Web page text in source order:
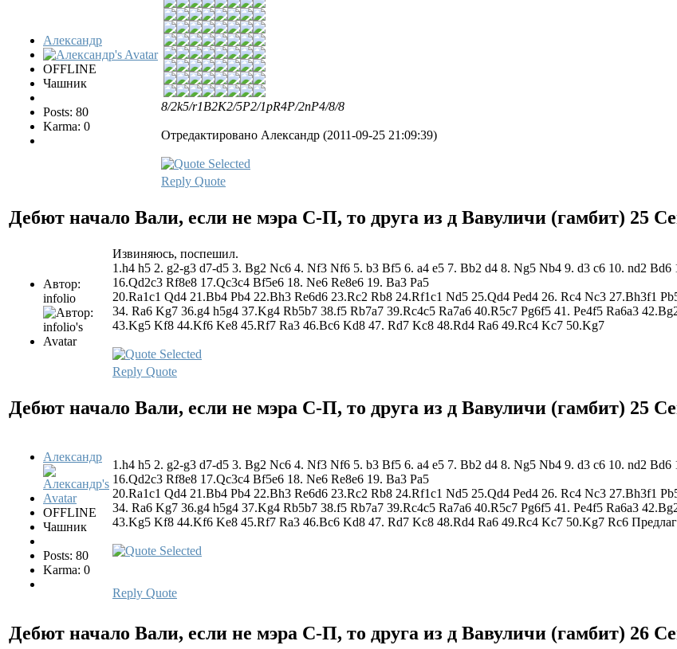
Александр
OFFLINE
Чашник
Posts: 80
Karma: 0
8/2k5/r1B2K2/5P2/1pR4P/2nP4/8/8
Отредактировано Александр (2011-09-25 21:09:39)
Reply Quote
Дебют начало Вали, если не мэра С-П, то друга из д Вавуличи (гамбит) 25
Автор:
infolio
Извиняюсь, поспешил.
1.h4 h5 2. g2-g3 d7-d5 3. Bg2 Nc6 4. Nf3 Nf6 5. b3 Bf5 6. a4 e5 7. Bb2 d4 8. Ng5 Nb4 9. d3 c6 10. nd2
16.Qd2c3 Rf8e8 17.Qc3c4 Bf5e6 18. Ne6 Re8e6 19. Ba3 Pa5
20.Ra1c1 Qd4 21.Bb4 Pb4 22.Bh3 Re6d6 23.Rc2 Rb8 24.Rf1c1 Nd5 25.Qd4 Ped4 26. Rc4 Nc3 27.Bh3f1
34. Ra6 Kg7 36.g4 h5g4 37.Kg4 Rb5b7 38.f5 Rb7a7 39.Rc4c5 Ra7a6 40.R5c7 Pg6f5 41. Pe4f5 Ra6a3
43.Kg5 Kf8 44.Kf6 Ke8 45.Rf7 Ra3 46.Bc6 Kd8 47. Rd7 Kc8 48.Rd4 Ra6 49.Rc4 Kc7 50.Kg7
Reply Quote
Дебют начало Вали, если не мэра С-П, то друга из д Вавуличи (гамбит) 25
Александр
OFFLINE
Чашник
Posts: 80
Karma: 0
1.h4 h5 2. g2-g3 d7-d5 3. Bg2 Nc6 4. Nf3 Nf6 5. b3 Bf5 6. a4 e5 7. Bb2 d4 8. Ng5 Nb4 9. d3 c6 10. nd2
16.Qd2c3 Rf8e8 17.Qc3c4 Bf5e6 18. Ne6 Re8e6 19. Ba3 Pa5
20.Ra1c1 Qd4 21.Bb4 Pb4 22.Bh3 Re6d6 23.Rc2 Rb8 24.Rf1c1 Nd5 25.Qd4 Ped4 26. Rc4 Nc3 27.Bh3f1
34. Ra6 Kg7 36.g4 h5g4 37.Kg4 Rb5b7 38.f5 Rb7a7 39.Rc4c5 Ra7a6 40.R5c7 Pg6f5 41. Pe4f5 Ra6a3
43.Kg5 Kf8 44.Kf6 Ke8 45.Rf7 Ra3 46.Bc6 Kd8 47. Rd7 Kc8 48.Rd4 Ra6 49.Rc4 Kc7 50.Kg7 Rc6
Reply Quote
Дебют начало Вали, если не мэра С-П, то друга из д Вавуличи (гамбит) 26